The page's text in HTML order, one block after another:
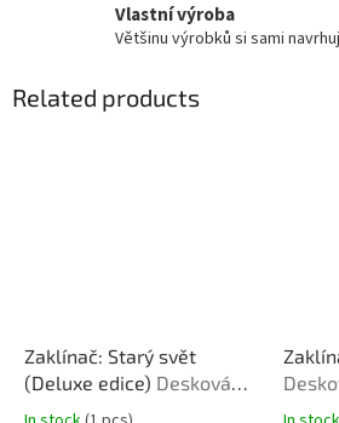
Vlastní výroba
Většinu výrobků si sami
Related products
Zaklínač: Starý svět
(Deluxe edice) Desková